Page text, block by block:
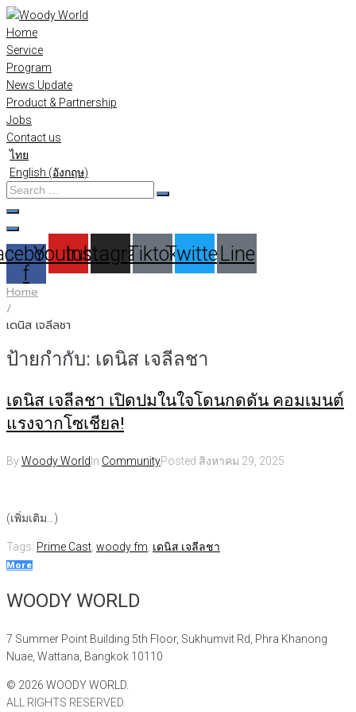
Skip
to
content
Home
Service
Program
News Update
Product & Partnership
Jobs
Contact us
ไทย
English (อังกฤษ)
Search
…
f
Youtube
Instagram
TiktokTwitterLine
Home
/
เดนิส เจลีลชา
ป้ายกำกับ: เดนิส เจลีลชา
เดนิส เจลีลชา เปิดปมในใจโดนกดดัน คอมเมนต์
แรงจากโซเชียล!
ByWoody WorldIn CommunityPosted สิงหาคม 29, 2025
(เพิ่มเติม…)
Tags: Prime Cast woody fm เดนิส เจลีลชา
More
WOODY WORLD
7 Summer Point Building 5th Floor, Sukhumvit Rd, Phra Khanong
Nuae, Wattana, Bangkok 10110
© 2026 WOODY WORLD.
ALL RIGHTS RESERVED.